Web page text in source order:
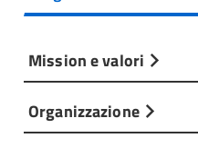
Mission e valori
Organizzazione